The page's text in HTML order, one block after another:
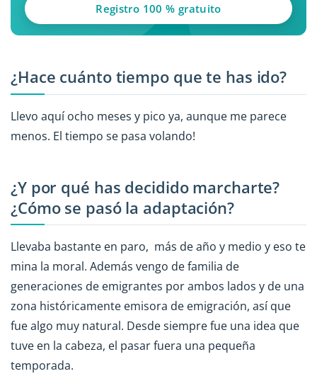
Registro 100 % gratuito
¿Hace cuánto tiempo que te has ido?
Llevo aquí ocho meses y pico ya, aunque me parece
menos. El tiempo se pasa volando!
¿Y por qué has decidido marcharte?
¿Cómo se pasó la adaptación?
Llevaba bastante en paro, más de año y medio y eso te
mina la moral. Además vengo de familia de
generaciones de emigrantes por ambos lados y de una
zona históricamente emisora de emigración, así que
fue algo muy natural. Desde siempre fue una idea que
tuve en la cabeza, el pasar fuera una pequeña
temporada.